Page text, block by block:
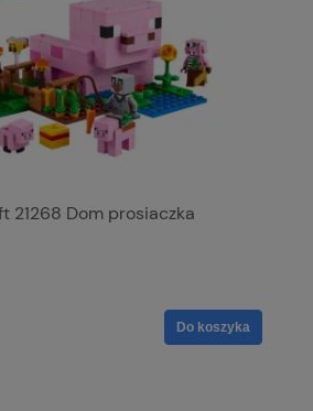
21268 Dom prosiaczka
Do koszyka